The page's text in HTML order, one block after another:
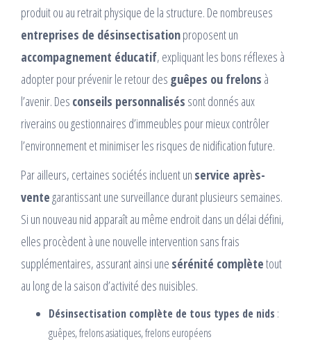
produit ou au retrait physique de la structure. De nombreuses
entreprises de désinsectisationproposent un
accompagnement éducatif, expliquant les bons réflexes à
adopter pour prévenir le retour des guêpes ou frelons à
l’avenir. Des conseils personnalisés sont donnés aux
riverains ou gestionnaires d’immeubles pour mieux contrôler
l’environnement et minimiser les risques de nidification future.
Par ailleurs, certaines sociétés incluent un service après-
ventegarantissant une surveillance durant plusieurs semaines.
Si un nouveau nid apparaît au même endroit dans un délai défini,
elles procèdent à une nouvelle intervention sans frais
supplémentaires, assurant ainsi une sérénité complètetout
au long de la saison d’activité des nuisibles.
Désinsectisation complète de tous types de nids :
guêpes, frelons asiatiques, frelons européens